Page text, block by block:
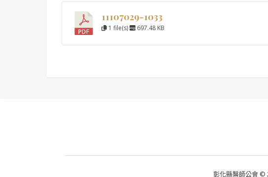
11107029-1033
1 file(s) 697.48 KB
彰化縣醫師公會 ©